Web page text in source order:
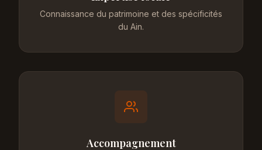
Connaissance du patrimoine et des spécificités
du Ain.
Accompagnement